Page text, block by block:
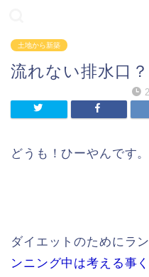
土地から新築
流れない排水口？
どうも！ひーやんです。
ダイエットのためにラ
ンニング中は考える事